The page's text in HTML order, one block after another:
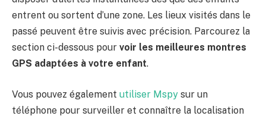
entrent ou sortent d’une zone. Les lieux visités dans le
passé peuvent être suivis avec précision. Parcourez la
section ci-dessous pour voir les meilleures montres
GPS adaptées à votre enfant.
Vous pouvez également utiliser Mspy sur un
téléphone pour surveiller et connaître la localisation